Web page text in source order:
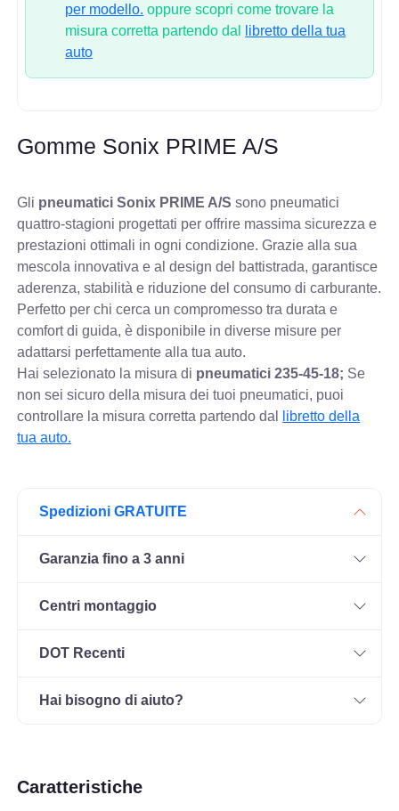
per modello. oppure scopri come trovare la
misura corretta partendo dal
libretto della tua
auto
Gomme Sonix PRIME A/S
Gli pneumatici Sonix PRIME A/S sono pneumatici
quattro-stagioni progettati per offrire massima sicurezza e
prestazioni ottimali in ogni condizione. Grazie alla sua
mescola innovativa e al design del battistrada, garantisce
aderenza, stabilità e riduzione del consumo di carburante.
Perfetto per chi cerca un compromesso tra durata e
comfort di guida, è disponibile in diverse misure per
adattarsi perfettamente alla tua auto.
Hai selezionato la misura di pneumatici235-45-18; Se
non sei sicuro della misura dei tuoi pneumatici, puoi
controllare la misura corretta partendo dal
libretto della
tua auto.
Spedizioni GRATUITE
Garanzia fino a 3 anni
Centri montaggio
DOT Recenti
Hai bisogno di aiuto?
Caratteristiche